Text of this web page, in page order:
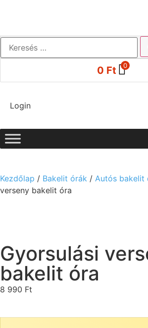
0 Ft 0
Login
Kezdőlap / Bakelit órák / Autós bakelit
verseny bakelit óra
Gyorsulási
bakelit óra
8 990 Ft